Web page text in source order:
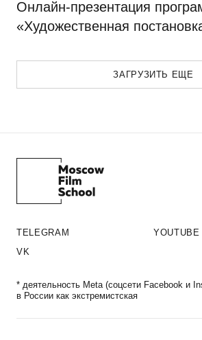
Онлайн-презентация
«Художественная
ЗАГРУЗИТЬ ЕЩЕ
TELEGRAM
YOUTUBE
VK
* деятельность Meta (соцсети Facebook и
в России как экстремистская